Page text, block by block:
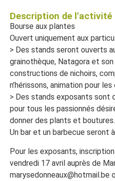
Description de l'activité
Bourse aux plantes
Ouvert uniquement aux
> Des stands seront ouverts
grainothèque, Natagora et
constructions de nichoirs,
n’hérissons, animation pour les
> Des stands exposants sont
pour tous les passionnés
donner des plants et boutures.
Un bar et un barbecue seront
Pour les exposants,
vendredi 17 avril auprès de
marysedonneaux@hotmail.be